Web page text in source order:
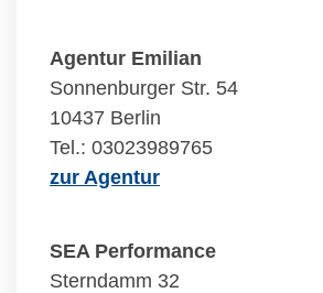
Agentur Emilian
Sonnenburger Str. 54
10437 Berlin
Tel.: 03023989765
zur Agentur
SEA Performance
Sterndamm 32